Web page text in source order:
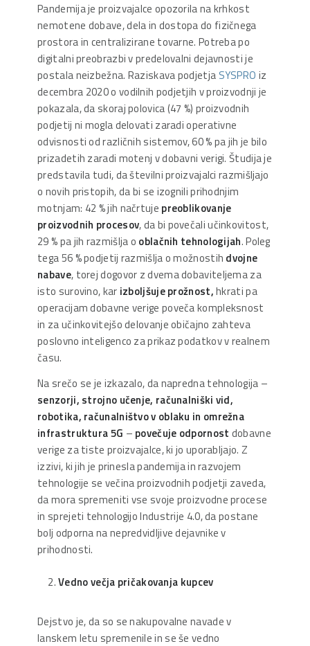
Pandemija je proizvajalce opozorila na krhkost
nemotene dobave, dela in dostopa do fizičnega
prostora in centralizirane tovarne. Potreba po
digitalni preobrazbi v predelovalni dejavnosti je
postala neizbežna. Raziskava podjetja SYSPRO iz
decembra 2020 o vodilnih podjetjih v proizvodnji je
pokazala, da skoraj polovica (47 %) proizvodnih
podjetij ni mogla delovati zaradi operativne
odvisnosti od različnih sistemov, 60 % pa jih je bilo
prizadetih zaradi motenj v dobavni verigi. Študija je
predstavila tudi, da številni proizvajalci razmišljajo
o novih pristopih, da bi se izognili prihodnjim
motnjam: 42 % jih načrtuje preoblikovanje
proizvodnih procesov, da bi povečali učinkovitost,
29 % pa jih razmišlja o oblačnih tehnologijah. Poleg
tega 56 % podjetij razmišlja o možnostih dvojne
nabave, torej dogovor z dvema dobaviteljema za
isto surovino, kar izboljšuje prožnost,hkrati pa
operacijam dobavne verige poveča kompleksnost
in za učinkovitejšo delovanje običajno zahteva
poslovno inteligenco za prikaz podatkov v realnem
času.
Na srečo se je izkazalo, da napredna tehnologija –
senzorji, strojno učenje, računalniški vid,
robotika, računalništvo v oblaku in omrežna
infrastruktura 5G – povečuje odpornost dobavne
verige za tiste proizvajalce, ki jo uporabljajo. Z
izzivi, ki jih je prinesla pandemija in razvojem
tehnologije se večina proizvodnih podjetji zaveda,
da mora spremeniti vse svoje proizvodne procese
in sprejeti tehnologijo Industrije 4.0, da postane
bolj odporna na nepredvidljive dejavnike v
prihodnosti.
Vedno večja pričakovanja kupcev
Dejstvo je, da so se nakupovalne navade v
lanskem letu spremenile in se še vedno